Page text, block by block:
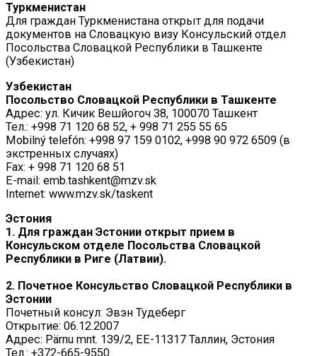
Туркменистан
Для граждан Туркменистана открыт для подачи
документов на Словацкую визу Консульский отдел
Посольства Словацкой Республики в Ташкенте
(Узбекистан)
Узбекистан
Посольство Словацкой Республики в Ташкенте
Адрес: ул. Кичик Вешйогоч 38, 100070 Ташкент
Тел.: +998 71 120 68 52, + 998 71 255 55 65
Mobilný telefón: +998 97 159 0102, +998 90 972 6509 (в
экстренных случаях)
Fax: + 998 71 120 68 51
E-mail: emb.tashkent@mzv.sk
Internet: www.mzv.sk/taskent
Эстония
1. Для граждан Эстонии открыт прием в
Консульском отделе Посольства Словацкой
Республики в Риге (Латвии).
2. Почетное Консульство Словацкой Республики в
Эстонии
Почетный консул: Эвэн Тудеберг
Открытие: 06.12.2007
Адрес: Pärnu mnt. 139/2, EE-11317 Таллин, Эстония
Тел.: +372-665-9550